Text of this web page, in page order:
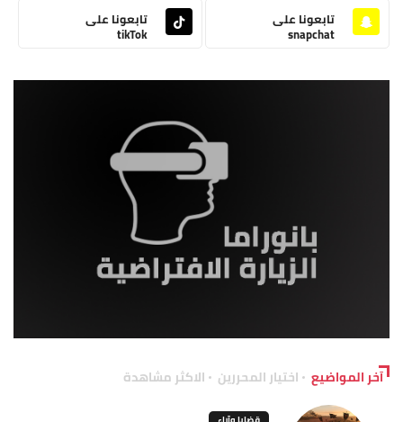
تابعونا على
snapchat
تابعونا على
tikTok
آخر المواضيع اختيار المحررين الاكثر مشاهدة